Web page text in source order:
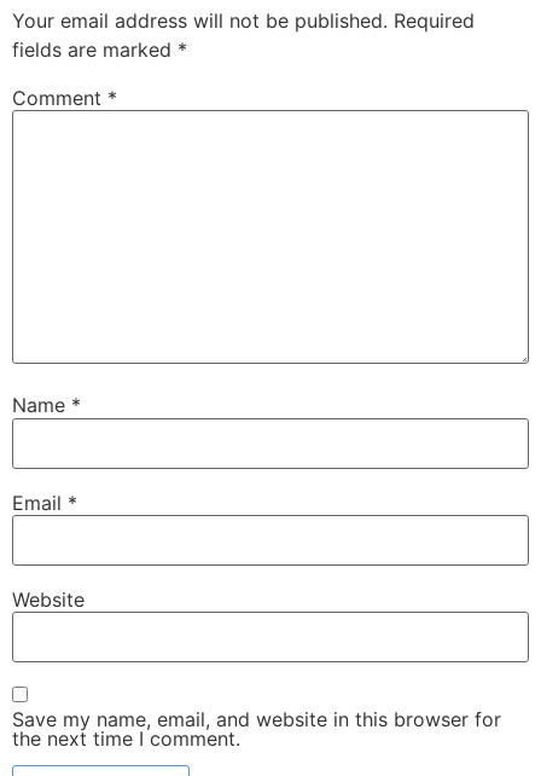
Your email address will not be published. Required
fields are marked *
Comment *
Name *
Email *
Website
Save my name, email, and website in this browser for
the next time I comment.